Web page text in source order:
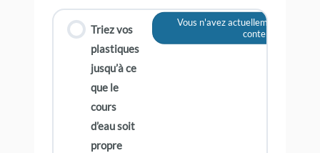
Triez vos
plastiques
jusqu’à ce
que le
cours
d’eau soit
propre
Vous n'avez actuellement pas
contenu